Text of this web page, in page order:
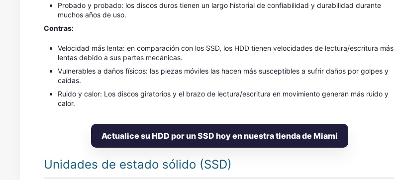
Probado y probado: los discos duros tienen un largo historial de confiabilidad y durabilidad durante
muchos años de uso.
Contras:
Velocidad más lenta: en comparación con los SSD, los HDD tienen velocidades de lectura/escritura más
lentas debido a sus partes mecánicas.
Vulnerables a daños físicos: las piezas móviles las hacen más susceptibles a sufrir daños por golpes y
caídas.
Ruido y calor: Los discos giratorios y el brazo de lectura/escritura en movimiento generan más ruido y
calor.
Actualice su HDD por un SSD hoy en nuestra tienda de Miami
Unidades de estado sólido (SSD)